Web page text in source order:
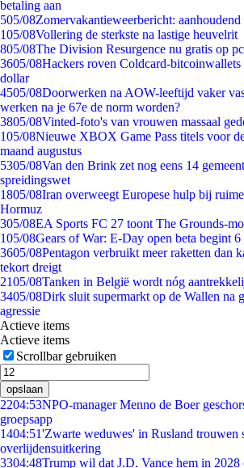
betaling aan
505/08Zomervakantieweerbericht: aanhoudend
105/08Vollering de sterkste na lastige heuvelrit
805/08The Division Resurgence nu gratis op pc
3605/08Hackers roven Coldcard-
dollar
4505/08Doorwerken na AOW-leeftijd vaker
werken na je 67e de norm worden?
3805/08Vinted-foto's van vrouwen massaal
105/08Nieuwe XBOX Game Pass titels voor
maand augustus
5305/08Van den Brink zet nog eens 14
spreidingswet
1805/08Iran overweegt Europese hulp bij
Hormuz
305/08EA Sports FC 27 toont The Grounds-
105/08Gears of War: E-Day open beta begint 6
3605/08Pentagon verbruikt meer raketten dan
tekort dreigt
2105/08Tanken in België wordt nóg
3405/08Dirk sluit supermarkt op de Wallen na
agressie
Actieve items
Actieve items
Scrollbar gebruiken
opslaan
2204:53NPO-manager Menno de Boer
groepsapp
1404:51'Zwarte weduwes' in Rusland trouwen
overlijdensuitkering
3304:48Trump wil dat J.D. Vance hem in 2028